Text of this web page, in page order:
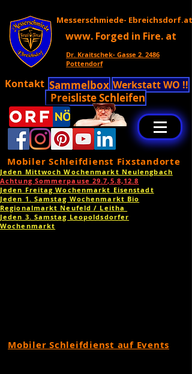
Messerschmiede- Ebreichsdorf.at
www. Forged in Fire. at
Dr. Kraitschek- Gasse 2. 2486
Pottendorf
Kontakt Sammelbox Werkstatt WO !!
Preisliste Schleifen
Mobiler Schleifdienst Fixstandorte
Jeden Mittwoch Wochenmarkt Neulengbach
Achtung Sommerpause 29.7,5.8,12.8
Jeden Freitag Wochenmarkt Eisenstadt
Jeden 1. Samstag Wochenmarkt Bio
Regionalmarkt Neufeld / Leitha
Jeden 3. Samstag Leopoldsdorfer
Wochenmarkt
Mobiler Schleifdienst auf Events